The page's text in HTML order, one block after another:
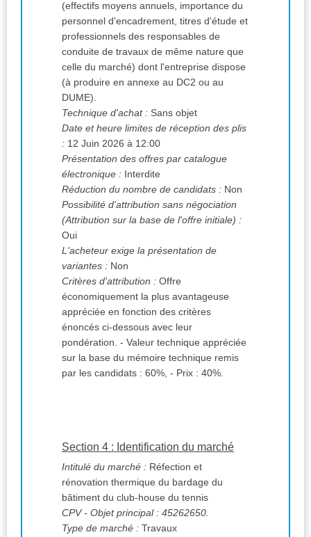
(effectifs moyens annuels, importance du
personnel d'encadrement, titres d'étude et
professionnels des responsables de
conduite de travaux de même nature que
celle du marché) dont l'entreprise dispose
(à produire en annexe au DC2 ou au
DUME).
Technique d'achat : Sans objet
Date et heure limites de réception des plis
: 12 Juin 2026 à 12:00
Présentation des offres par catalogue
électronique : Interdite
Réduction du nombre de candidats : Non
Possibilité d'attribution sans négociation
(Attribution sur la base de l'offre initiale) :
Oui
L'acheteur exige la présentation de
variantes : Non
Critères d'attribution : Offre
économiquement la plus avantageuse
appréciée en fonction des critères
énoncés ci-dessous avec leur
pondération. - Valeur technique appréciée
sur la base du mémoire technique remis
par les candidats : 60%, - Prix : 40%.
Section 4 : Identification du marché
Intitulé du marché : Réfection et
rénovation thermique du bardage du
bâtiment du club-house du tennis
CPV- Objet principal : 45262650.
Type de marché : Travaux